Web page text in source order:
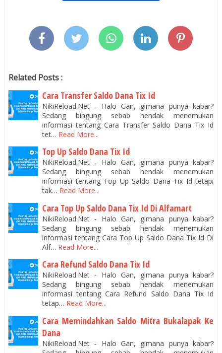
Related Posts :
Cara Transfer Saldo Dana Tix Id
NikiReload.Net - Halo Gan, gimana punya kabar?
Sedang bingung sebab hendak menemukan
informasi tentang Cara Transfer Saldo Dana Tix Id
tet… Read More...
Top Up Saldo Dana Tix Id
NikiReload.Net - Halo Gan, gimana punya kabar?
Sedang bingung sebab hendak menemukan
informasi tentang Top Up Saldo Dana Tix Id tetapi
tak… Read More...
Cara Top Up Saldo Dana Tix Id Di Alfamart
NikiReload.Net - Halo Gan, gimana punya kabar?
Sedang bingung sebab hendak menemukan
informasi tentang Cara Top Up Saldo Dana Tix Id Di
Alf… Read More...
Cara Refund Saldo Dana Tix Id
NikiReload.Net - Halo Gan, gimana punya kabar?
Sedang bingung sebab hendak menemukan
informasi tentang Cara Refund Saldo Dana Tix Id
tetap… Read More...
Cara Memindahkan Saldo Mitra Bukalapak Ke
Dana
NikiReload.Net - Halo Gan, gimana punya kabar?